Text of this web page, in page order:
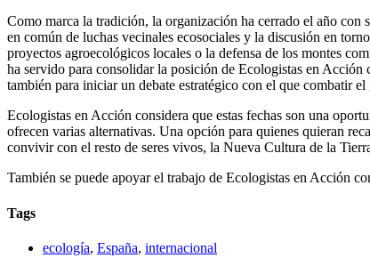
Como marca la tradición, la organización ha cerrado el año
en común de luchas vecinales ecosociales y la discusión en
proyectos agroecológicos locales o la defensa de los montes
ha servido para consolidar la posición de Ecologistas en
también para iniciar un debate estratégico con el que combatir
Ecologistas en Acción considera que estas fechas son una
ofrecen varias alternativas. Una opción para quienes quieran
convivir con el resto de seres vivos, la Nueva Cultura de la
También se puede apoyar el trabajo de Ecologistas en Acción
Tags
ecología, España, internacional